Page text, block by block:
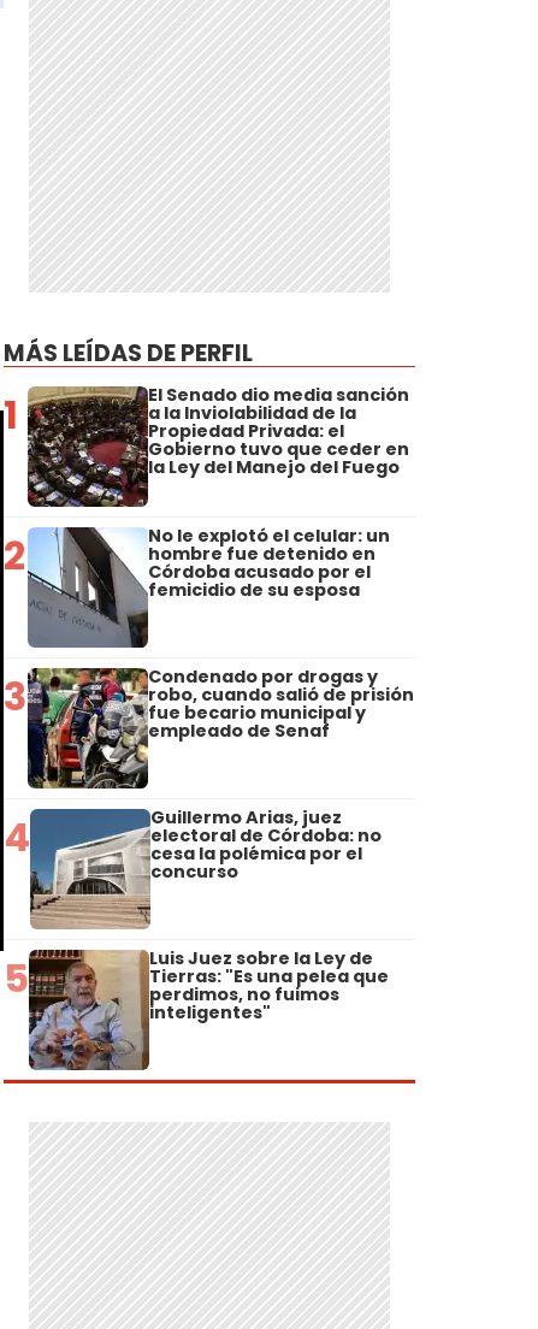
MÁS LEÍDAS DE PERFIL
1 El Senado dio media sanción
a la Inviolabilidad de la
Propiedad Privada: el
Gobierno tuvo que ceder en
la Ley del Manejo del Fuego
2 No le explotó el celular: un
hombre fue detenido en
Córdoba acusado por el
femicidio de su esposa
3 Condenado por drogas y
robo, cuando salió de prisión
fue becario municipal y
empleado de Senaf
4 Guillermo Arias, juez
electoral de Córdoba: no
cesa la polémica por el
concurso
5 Luis Juez sobre la Ley de
Tierras: "Es una pelea que
perdimos, no fuimos
inteligentes"